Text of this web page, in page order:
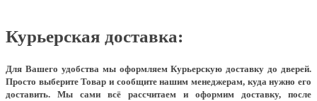
Курьерская доставка:
Для Вашего удобства мы оформляем Курьерскую доставку до дверей.
Просто выберите Товар и сообщите нашим менеджерам, куда нужно его
доставить. Мы сами всё рассчитаем и оформим доставку, после